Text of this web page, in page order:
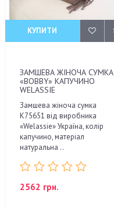
КУПИТИ
ЗАМШЕВА ЖІНОЧА СУМКА
«BOBBY» КАПУЧИНО
WELASSIE
Замшева жіноча сумка
К75651 від виробника
«Welassie» Україна, колір
капучино, матеріал
натуральна ..
2562 грн.